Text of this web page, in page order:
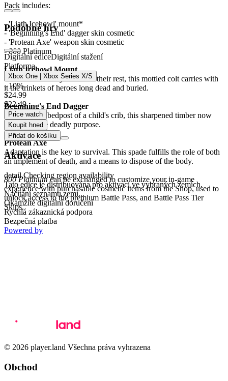
Pack includes:
- 'Liath Icehowl' mount*
- 'Beginning's End' dagger skin cosmetic
- 'Protean Axe' weapon skin cosmetic
- 800 Platinum
Liath Icehowl Mount
Once used to ferry bodies to their rest, this mottled colt carries with
it the trinkets of heroes long dead and buried.
Beginning's End Dagger
Formerly the bedpost of a child's crib, this sharpened timber now
serves a more deadly purpose.
Protean Axe
Adaptation is the key to survival. This spade fulfills the role of both
an implement of death, and a means to dispose of the body.
800 Platinumcan be exchanged to customize your in-game
experience with purchasable cosmetic items from the Shop, used to
unlock access to the premium Battle Pass, and Battle Pass Tier
Skips.
Podobné hry
Digitální ediceDigitální stažení
Platforma
Xbox One | Xbox Series X/S
- 10%
$24.99
$22.49
Price watch
Koupit hned
Přidat do košíku
Aktivace
detail.Checking region availability
Tato edice je distribuována pro aktivaci ve vybraných zemích.
Načítání seznamu zemí...
Okamžité digitální doručení
Rychlá zákaznická podpora
Bezpečná platba
Powered by
© 2026 player.land Všechna práva vyhrazena
Obchod